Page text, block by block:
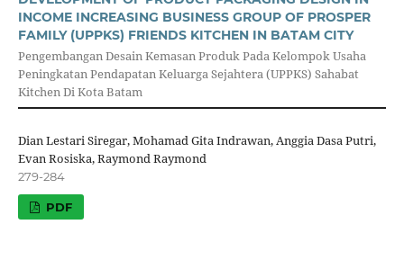
INCOME INCREASING BUSINESS GROUP OF PROSPER
FAMILY (UPPKS) FRIENDS KITCHEN IN BATAM CITY
Pengembangan Desain Kemasan Produk Pada Kelompok Usaha
Peningkatan Pendapatan Keluarga Sejahtera (UPPKS) Sahabat
Kitchen Di Kota Batam
Dian Lestari Siregar, Mohamad Gita Indrawan, Anggia Dasa Putri,
Evan Rosiska, Raymond Raymond
279-284
PDF